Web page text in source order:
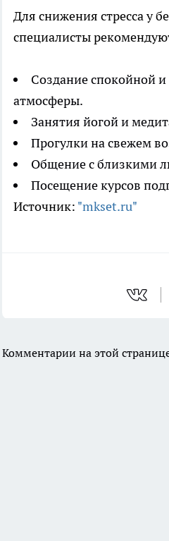
Для снижения стресса у
специалисты
Создание спокойной
атмосферы.
Занятия йогой и
Прогулки на свежем
Общение с близкими
Посещение курсов
Источник: "mkset.ru"
Комментарии на этой